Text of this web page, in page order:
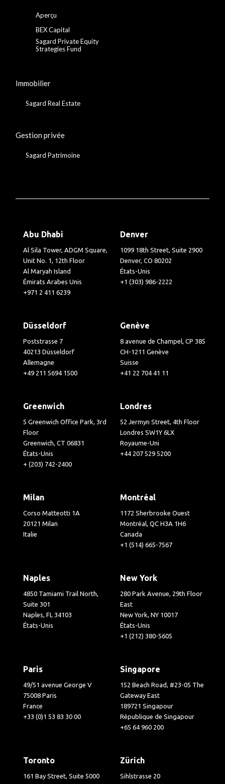
Aperçu
BEX Capital
Sagard Private Equity
Strategies Fund
Immobilier
Sagard Real Estate
Gestion privée
Sagard Patrimoine
Abu Dhabi
Al Sila Tower, ADGM Square,
Unit No. 1, 12th Floor
Al Maryah Island
Émirats Arabes Unis
+971 2 411 6239
Denver
1099 18th Street, Suite 2900
Denver, CO 80202
États-Unis
+1 (303) 986-2222
Düsseldorf
Poststrasse 7
40213 Düsseldorf
Allemagne
+49 211 5694 1500
Genève
8 avenue de Champel, CP 385
CH-1211 Genève
Suisse
+41 22 704 41 11
Greenwich
5 Greenwich Office Park, 3rd
Floor
Greenwich, CT 06831
États-Unis
+ (203) 742-2400
Londres
52 Jermyn Street, 4th Floor
Londres SW1Y 6LX
Royaume-Uni
+44 207 529 5200
Milan
Corso Matteotti 1A
20121 Milan
Italie
Montréal
1172 Sherbrooke Ouest
Montréal, QC H3A 1H6
Canada
+1 (514) 665-7567
Naples
4850 Tamiami Trail North,
Suite 301
Naples, FL 34103
États-Unis
New York
280 Park Avenue, 29th Floor
East
New York, NY 10017
États-Unis
+1 (212) 380-5605
Paris
49/51 avenue George V
75008 Paris
France
+33 (0)1 53 83 30 00
Singapore
152 Beach Road, #23-05 The
Gateway East
189721 Singapour
République de Singapour
+65 64 960 200
Toronto
161 Bay Street, Suite 5000
Zürich
Sihlstrasse 20